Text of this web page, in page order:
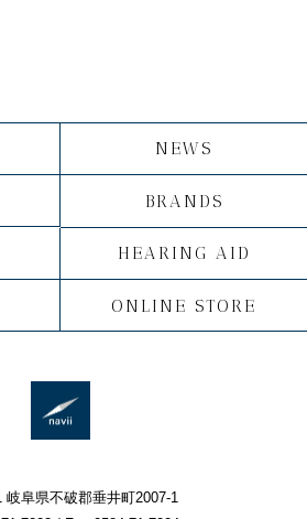
NEWS
BRANDS
HEARING AID
ONLINE STORE
岐阜県不破郡垂井町2007-1